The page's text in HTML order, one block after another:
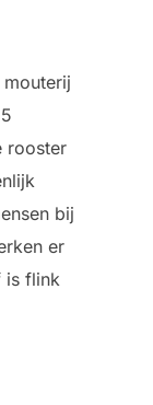
rooster
bij
er
is flink